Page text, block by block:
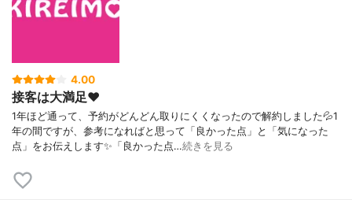
4.00
接客は大満足❤️
1年ほど通って、予約がどんどん取りにくくなったので解約しました💦1
年の間ですが、参考になればと思って「良かった点」と「気になった
点」をお伝えします✨「良かった点…続きを見る